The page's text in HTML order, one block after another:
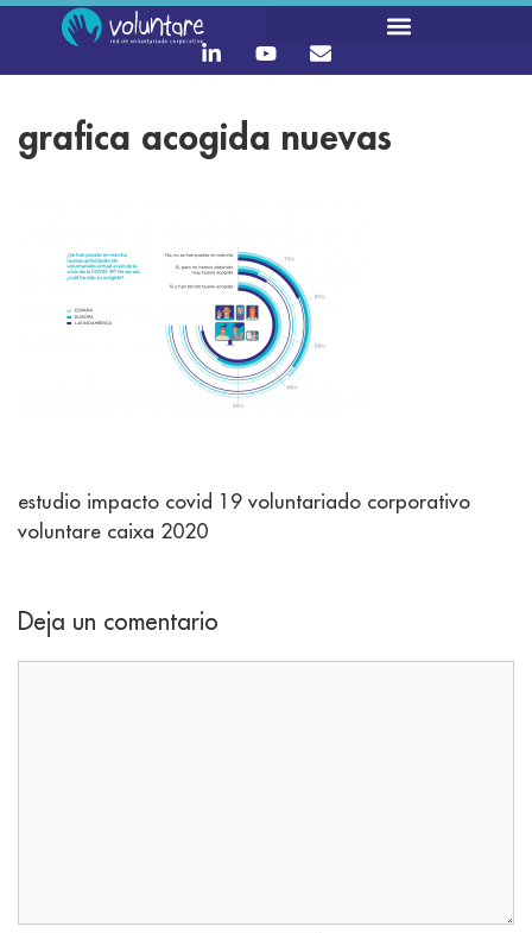
grafica acogida nuevas
estudio impacto covid 19 voluntariado corporativo
voluntare caixa 2020
Deja un comentario